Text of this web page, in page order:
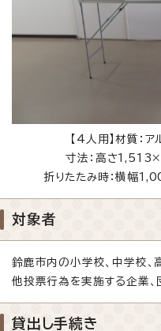
【4人用】材質：
寸法：高さ
折りたたみ時：横幅
対象者
鈴鹿市内の小学校、中学校、
他投票行為を実施する企業、
貸出し手続き